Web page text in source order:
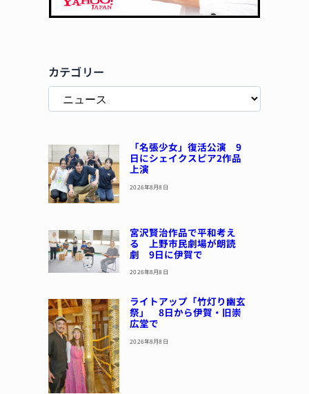
カテゴリー
「名張少女」復活公演 9
日にシェイクスピア2作品
上演
2026年8月8日
宮沢賢治作品で平和考え
る 上野市民劇場が朗読
劇 9日に伊賀で
2026年8月8日
ライトアップ「竹灯り幽玄
祭」 8日から伊賀・旧崇
広堂で
2026年8月8日